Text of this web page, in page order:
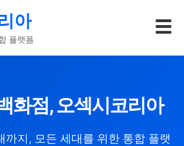
아
플랫폼
☰
화점, 오섹시코리아
까지, 모든 세대를 위한 통합 플랫